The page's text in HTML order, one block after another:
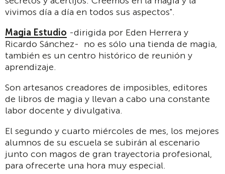
vivimos día a día en todos sus aspectos".
Magia Estudio -dirigida por Eden Herrera y
Ricardo Sánchez- no es sólo una tienda de magia,
también es un centro histórico de reunión y
aprendizaje.
Son artesanos creadores de imposibles, editores
de libros de magia y llevan a cabo una constante
labor docente y divulgativa.
El segundo y cuarto miércoles de mes, los mejores
alumnos de su escuela se subirán al escenario
junto con magos de gran trayectoria profesional,
para ofrecerte una hora muy especial.